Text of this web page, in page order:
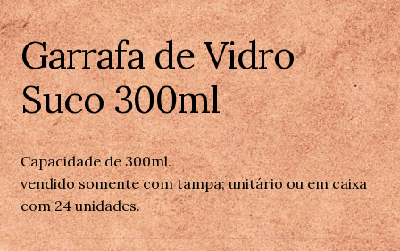
Garrafa de Vidro
Suco 300ml
Capacidade de 300ml.
vendido somente com tampa; unitário ou em caixa
com 24 unidades.